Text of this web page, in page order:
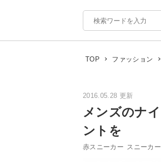
TOP ファッション
2016.05.28 更新
メンズのナ
ントを
赤スニーカー スニーカー